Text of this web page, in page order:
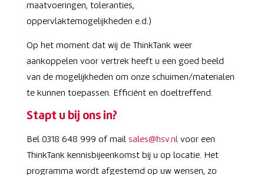
maatvoeringen, toleranties,
oppervlaktemogelijkheden e.d.)
Op het moment dat wij de ThinkTank weer
aankoppelen voor vertrek heeft u een goed beeld
van de mogelijkheden om onze schuimen/materialen
te kunnen toepassen. Efficiënt en doeltreffend.
Stapt u bij ons in?
Bel 0318 648 999 of mail sales@hsv.nl voor een
ThinkTank kennisbijeenkomst bij u op locatie. Het
programma wordt afgestemd op uw wensen, zo